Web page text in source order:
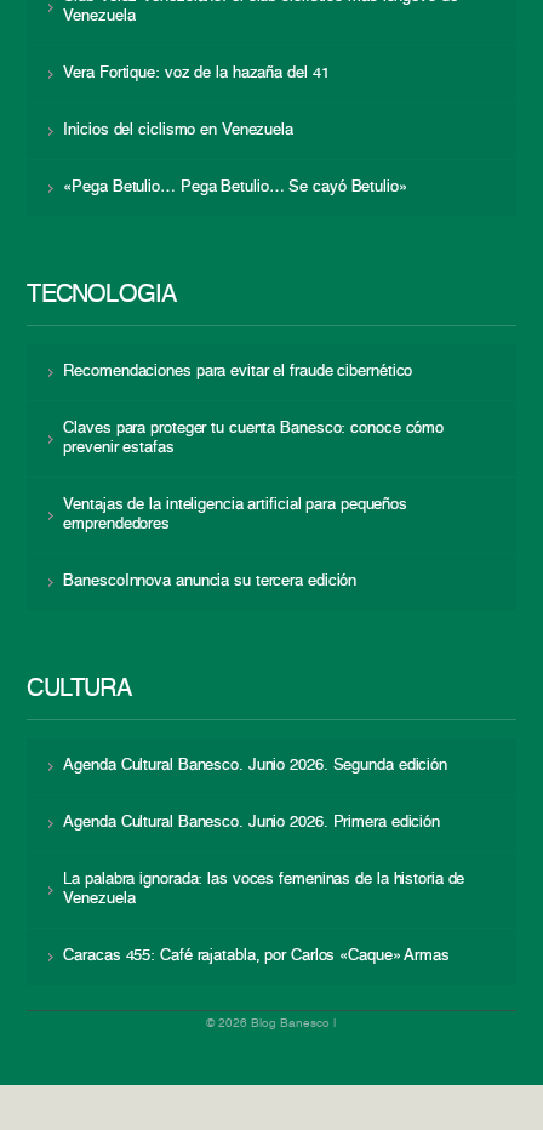
Venezuela
Vera Fortique: voz de la hazaña del 41
Inicios del ciclismo en Venezuela
«Pega Betulio… Pega Betulio… Se cayó Betulio»
TECNOLOGÍA
Recomendaciones para evitar el fraude cibernético
Claves para proteger tu cuenta Banesco: conoce cómo
prevenir estafas
Ventajas de la inteligencia artificial para pequeños
emprendedores
BanescoInnova anuncia su tercera edición
CULTURA
Agenda Cultural Banesco. Junio 2026. Segunda edición
Agenda Cultural Banesco. Junio 2026. Primera edición
La palabra ignorada: las voces femeninas de la historia de
Venezuela
Caracas 455: Café rajatabla, por Carlos «Caque» Armas
© 2026 Blog Banesco |